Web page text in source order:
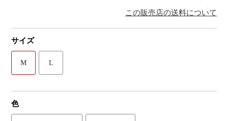
この販売店の送料について
サイズ
M L
色